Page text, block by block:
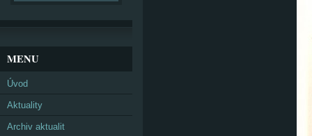
MENU
Úvod
Aktuality
Archiv aktualit